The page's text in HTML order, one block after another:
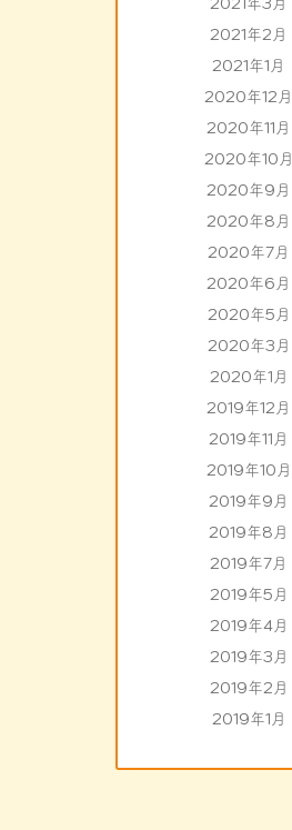
2021年2月
2021年1月
2020年12月
2020年11月
2020年10月
2020年9月
2020年8月
2020年7月
2020年6月
2020年5月
2020年3月
2020年1月
2019年12月
2019年11月
2019年10月
2019年9月
2019年8月
2019年7月
2019年5月
2019年4月
2019年3月
2019年2月
2019年1月